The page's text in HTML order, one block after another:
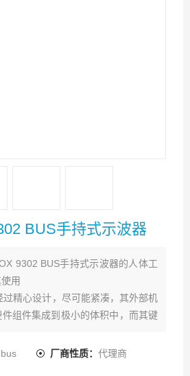
BUS手持式示波器
9302 BUS手持式示波器的人体工
用
过精心设计，尽可能紧凑，其外部机
组件集成到极小的体积中，而其键
厂商性质： 代理商